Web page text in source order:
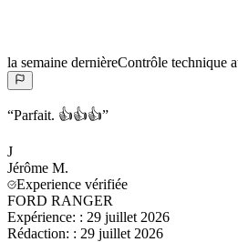
la semaine dernièreContrôle technique
“Parfait. 👍👍👍”
J
Jérôme M.
Experience vérifiée
FORD RANGER
Expérience: : 29 juillet 2026
Rédaction: : 29 juillet 2026